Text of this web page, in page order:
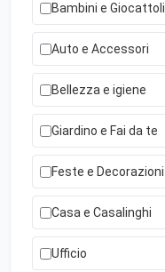
Bambini e Giocattoli
Auto e Accessori
Bellezza e igiene
Giardino e Fai da te
Feste e Decorazioni
Casa e Casalinghi
Ufficio